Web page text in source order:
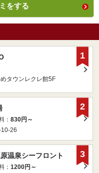
をする
タウンレクレ館5F
1
： 830円～
26
2
温泉シーフロント
： 1200円～
3